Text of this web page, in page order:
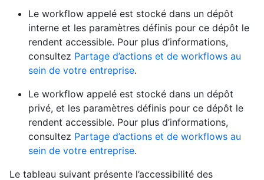
Le workflow appelé est stocké dans un dépôt
interne et les paramètres définis pour ce dépôt le
rendent accessible. Pour plus d’informations,
consultez Partage d’actions et de workflows au
sein de votre entreprise.
Le workflow appelé est stocké dans un dépôt
privé, et les paramètres définis pour ce dépôt le
rendent accessible. Pour plus d’informations,
consultez Partage d’actions et de workflows au
sein de votre entreprise.
Le tableau suivant présente l’accessibilité des